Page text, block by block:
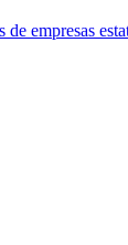
empresas